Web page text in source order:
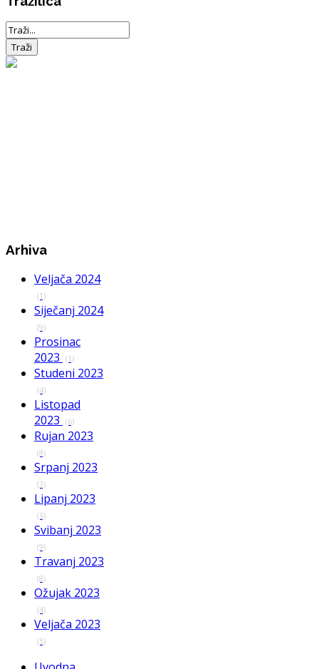
Arhiva
Veljača 2024
(1)
Siječanj 2024
(9)
Prosinac
2023 (1)
Studeni 2023
(4)
Listopad
2023 (6)
Rujan 2023
(8)
Srpanj 2023
(3)
Lipanj 2023
(5)
Svibanj 2023
(9)
Travanj 2023
(8)
Ožujak 2023
(4)
Veljača 2023
(5)